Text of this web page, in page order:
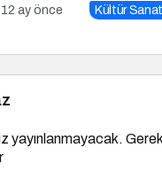
12 ay önce Kültür Sanat
yayınlanmayacak.